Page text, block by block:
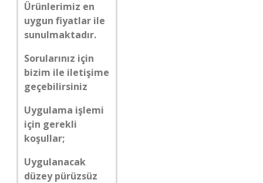
Ürünlerimiz en
uygun fiyatlar ile
sunulmaktadır.
Sorularınız için
bizim ile iletişime
geçebilirsiniz
Uygulama işlemi
için gerekli
koşullar;
Uygulanacak
düzey pürüzsüz